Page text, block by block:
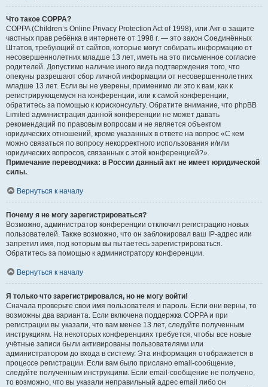
Что такое COPPA?
COPPA (Children’s Online Privacy Protection Act of 1998), или Акт о защите
частных прав ребёнка в интернете от 1998 г. — это закон Соединённых
Штатов, требующий от сайтов, которые могут собирать информацию от
несовершеннолетних младше 13 лет, иметь на это письменное согласие
родителей. Допустимо наличие иного вида подтверждения того, что
опекуны разрешают сбор личной информации от несовершеннолетних
младше 13 лет. Если вы не уверены, применимо ли это к вам, как к
регистрирующемуся на конференции, или к самой конференции,
обратитесь за помощью к юрисконсульту. Обратите внимание, что phpBB
Limited администрация данной конференции не может давать
рекомендаций по правовым вопросам и не является объектом
юридических отношений, кроме указанных в ответе на вопрос «С кем
можно связаться по вопросу некорректного использования и/или
юридических вопросов, связанных с этой конференцией?».
Примечание переводчика: в России данный акт не имеет юридической
силы..
Вернуться к началу
Почему я не могу зарегистрироваться?
Возможно, администратор конференции отключил регистрацию новых
пользователей. Также возможно, что он заблокировал ваш IP-адрес или
запретил имя, под которым вы пытаетесь зарегистрироваться.
Обратитесь за помощью к администратору конференции.
Вернуться к началу
Я только что зарегистрировался, но не могу войти!
Сначала проверьте свои имя пользователя и пароль. Если они верны, то
возможны два варианта. Если включена поддержка COPPA и при
регистрации вы указали, что вам менее 13 лет, следуйте полученным
инструкциям. На некоторых конференциях требуется, чтобы все новые
учётные записи были активированы пользователями или
администратором до входа в систему. Эта информация отображается в
процессе регистрации. Если вам было прислано email-сообщение,
следуйте полученным инструкциям. Если email-сообщение не получено,
то возможно, что вы указали неправильный адрес email либо он